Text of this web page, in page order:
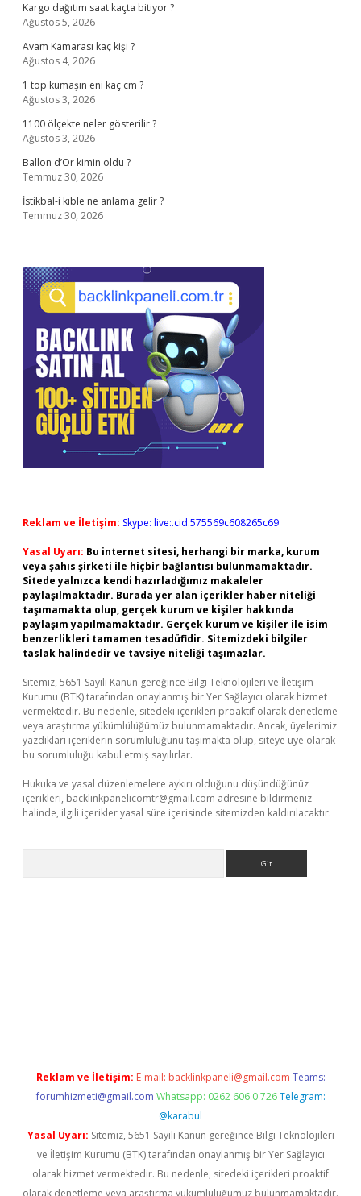
Kargo dağıtım saat kaçta bitiyor ?
Ağustos 5, 2026
Avam Kamarası kaç kişi ?
Ağustos 4, 2026
1 top kumaşın eni kaç cm ?
Ağustos 3, 2026
1100 ölçekte neler gösterilir ?
Ağustos 3, 2026
Ballon d’Or kimin oldu ?
Temmuz 30, 2026
İstikbal-i kıble ne anlama gelir ?
Temmuz 30, 2026
Reklam ve İletişim: Skype: live:.cid.575569c608265c69
Yasal Uyarı: Bu internet sitesi, herhangi bir marka, kurum
veya şahıs şirketi ile hiçbir bağlantısı bulunmamaktadır.
Sitede yalnızca kendi hazırladığımız makaleler
paylaşılmaktadır. Burada yer alan içerikler haber niteliği
taşımamakta olup, gerçek kurum ve kişiler hakkında
paylaşım yapılmamaktadır. Gerçek kurum ve kişiler ile isim
benzerlikleri tamamen tesadüfidir. Sitemizdeki bilgiler
taslak halindedir ve tavsiye niteliği taşımazlar.
Sitemiz, 5651 Sayılı Kanun gereğince Bilgi Teknolojileri ve İletişim
Kurumu (BTK) tarafından onaylanmış bir Yer Sağlayıcı olarak hizmet
vermektedir. Bu nedenle, sitedeki içerikleri proaktif olarak denetleme
veya araştırma yükümlülüğümüz bulunmamaktadır. Ancak, üyelerimiz
yazdıkları içeriklerin sorumluluğunu taşımakta olup, siteye üye olarak
bu sorumluluğu kabul etmiş sayılırlar.
Hukuka ve yasal düzenlemelere aykırı olduğunu düşündüğünüz
içerikleri, backlinkpanelicomtr@gmail.com adresine bildirmeniz
halinde, ilgili içerikler yasal süre içerisinde sitemizden kaldırılacaktır.
Reklam ve İletişim: E-mail: backlinkpaneli@gmail.com Teams:
forumhizmeti@gmail.com Whatsapp: 0262 606 0 726 Telegram:
@karabul
Yasal Uyarı: Sitemiz, 5651 Sayılı Kanun gereğince Bilgi Teknolojileri
ve İletişim Kurumu (BTK) tarafından onaylanmış bir Yer Sağlayıcı
olarak hizmet vermektedir. Bu nedenle, sitedeki içerikleri proaktif
olarak denetleme veya araştırma yükümlülüğümüz bulunmamaktadır.